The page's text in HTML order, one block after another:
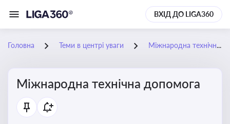
ВХІД ДО LIGA360
Головна Теми в центрі уваги Міжнародна технічна допомога
Міжнародна технічна допомога